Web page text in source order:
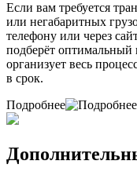
Если вам требуется
или негабаритных
телефону или через
подберёт оптимальный
организует весь
в срок.
Подробнее